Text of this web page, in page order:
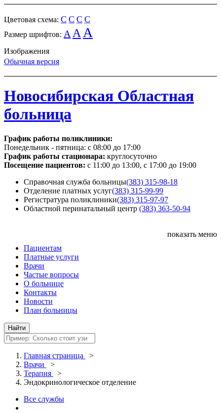
Цветовая схема: C C C C
Размер шрифтов: A A A
Изображения
Обычная версия
Новосибирская Областная
больница
График работы поликлиники:
Понедельник - пятница: с 08:00 до 17:00
График работы стационара: круглосуточно
Посещение пациентов: с 11:00 до 13:00, с 17:00 до 19:00
Справочная служба больницы(383) 315-98-18
Отделение платных услуг(383) 315-99-99
Регистратура поликлиники(383) 315-97-97
Областной перинатальный центр (383) 363-50-94
показать меню
Пациентам
Платные услуги
Врачи
Частые вопросы
О больнице
Контакты
Новости
План больницы
Главная страница
>
Врачи
>
Терапия
>
Эндокринологическое отделение
Все службы